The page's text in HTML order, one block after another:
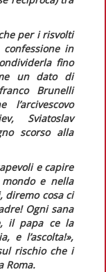
per i risvolti
in
fino
un dato di
Brunelli
Sviatoslav
scorso alla
e capire
e nella
diremo cosa ci
Ogni sana
il papa ce la
, e l’ascolta!»,
rischio che i
Roma.